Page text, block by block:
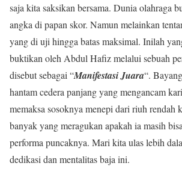
saja kita saksikan bersama. Dunia olahraga
angka di papan skor. Namun melainkan
yang di uji hingga batas maksimal. Inilah
buktikan oleh Abdul Hafiz melalui sebuah
disebut sebagai “Manifestasi Juara“.
hantam cedera panjang yang mengancam
memaksa sosoknya menepi dari riuh rendah
banyak yang meragukan apakah ia masih
performa puncaknya. Mari kita ulas lebih
dedikasi dan mentalitas baja ini.